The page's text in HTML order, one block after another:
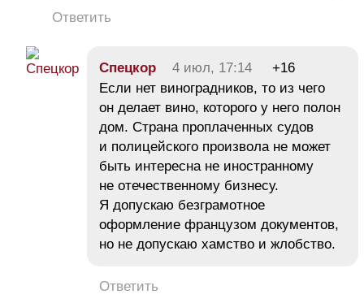
Ответить
Спецкор 4 июл, 17:14
+16
Если нет виноградников, то из чего
он делает вино, которого у него полон
дом. Страна проплаченных судов
и полицейского произвола не может
быть интересна не иностранному
не отечественному бизнесу.
Я допускаю безграмотное
оформление французом документов,
но не допускаю хамство и жлобство.
Ответить